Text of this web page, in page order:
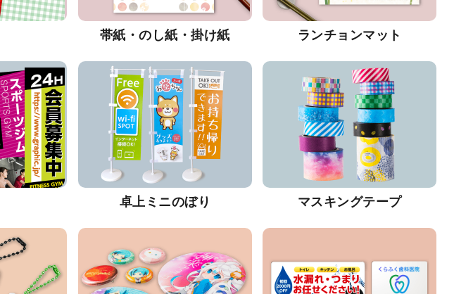
帯紙・のし紙・掛け紙 ランチョンマット
卓上ミニのぼり マスキングテープ